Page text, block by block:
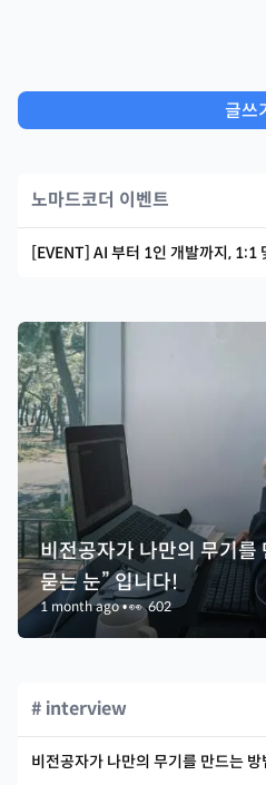
글쓰
노마드코더 이벤트
[EVENT] AI 부터 1인 개발까지, 1:1
비전공자가 나만의 무기를
묻는 눈” 입니다!
1 month ago•👀602
# interview
비전공자가 나만의 무기를 만드는